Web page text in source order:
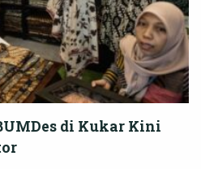
di Kukar Kini